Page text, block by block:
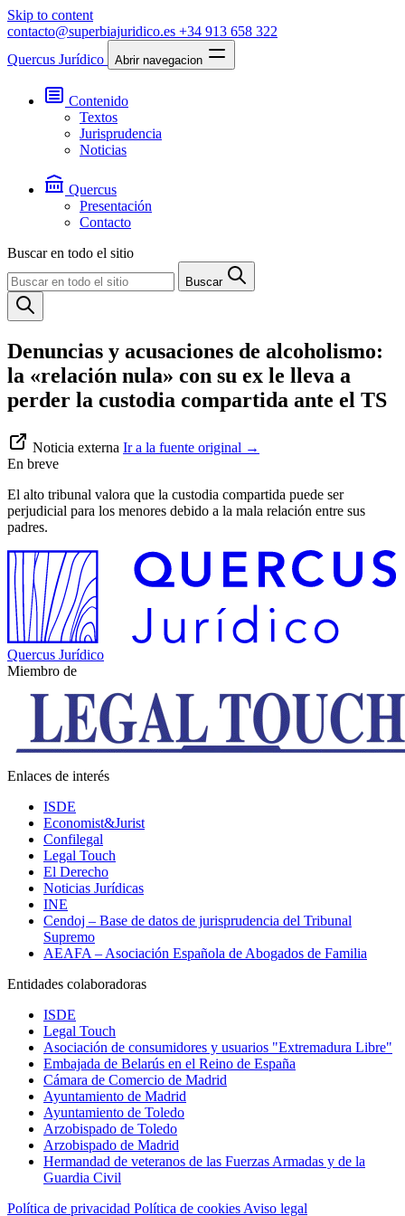
Skip to content
contacto@superbiajuridico.es +34 913 658 322
Quercus Jurídico
Abrir navegacion
Contenido
Textos
Jurisprudencia
Noticias
Quercus
Presentación
Contacto
Buscar en todo el sitio
Buscar
Denuncias y acusaciones de alcoholismo:
la «relación nula» con su ex le lleva a
perder la custodia compartida ante el TS
Noticia externa Ir a la fuente original →
En breve
El alto tribunal valora que la custodia compartida puede ser
perjudicial para los menores debido a la mala relación entre sus
padres.
Quercus Jurídico
Miembro de
Enlaces de interés
ISDE
Economist&Jurist
Confilegal
Legal Touch
El Derecho
Noticias Jurídicas
INE
Cendoj – Base de datos de jurisprudencia del Tribunal
Supremo
AEAFA – Asociación Española de Abogados de Familia
Entidades colaboradoras
ISDE
Legal Touch
Asociación de consumidores y usuarios "Extremadura Libre"
Embajada de Belarús en el Reino de España
Cámara de Comercio de Madrid
Ayuntamiento de Madrid
Ayuntamiento de Toledo
Arzobispado de Toledo
Arzobispado de Madrid
Hermandad de veteranos de las Fuerzas Armadas y de la
Guardia Civil
Política de privacidad Política de cookies Aviso legal